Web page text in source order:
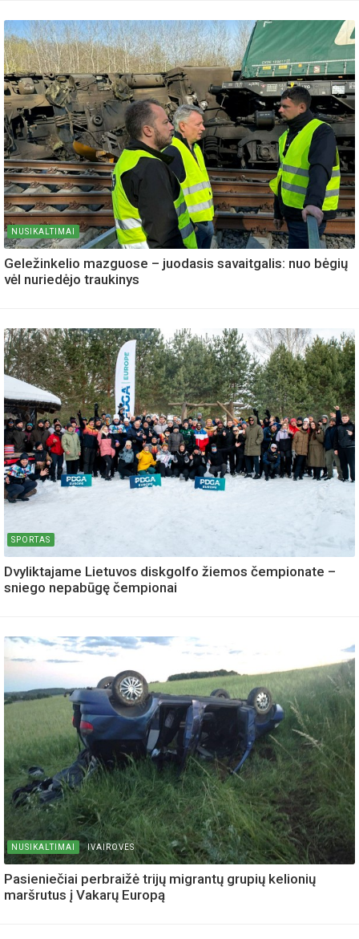
NUSIKALTIMAI
Geležinkelio mazguose – juodasis savaitgalis: nuo bėgių
vėl nuriedėjo traukinys
SPORTAS
Dvyliktajame Lietuvos diskgolfo žiemos čempionate –
sniego nepabūgę čempionai
NUSIKALTIMAI IVAIROVES
Pasieniečiai perbraižė trijų migrantų grupių kelionių
maršrutus į Vakarų Europą